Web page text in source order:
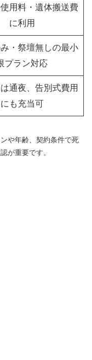
用料・遺体搬送費
に利用
・祭壇無しの最小
プラン対応
通夜、告別式費用
にも充当可
や年齢、契約条件で死
が重要です。